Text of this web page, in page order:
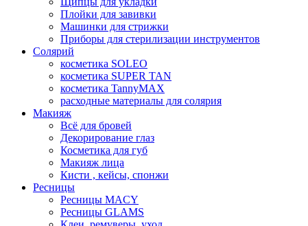
Плойки для завивки
Машинки для стрижки
Приборы для стерилизации инструментов
Солярий
косметика SOLEO
косметика SUPER TAN
косметика TannyMAX
расходные материалы для солярия
Макияж
Всё для бровей
Декорирование глаз
Косметика для губ
Макияж лица
Кисти , кейсы, спонжи
Ресницы
Ресницы MACY
Ресницы GLAMS